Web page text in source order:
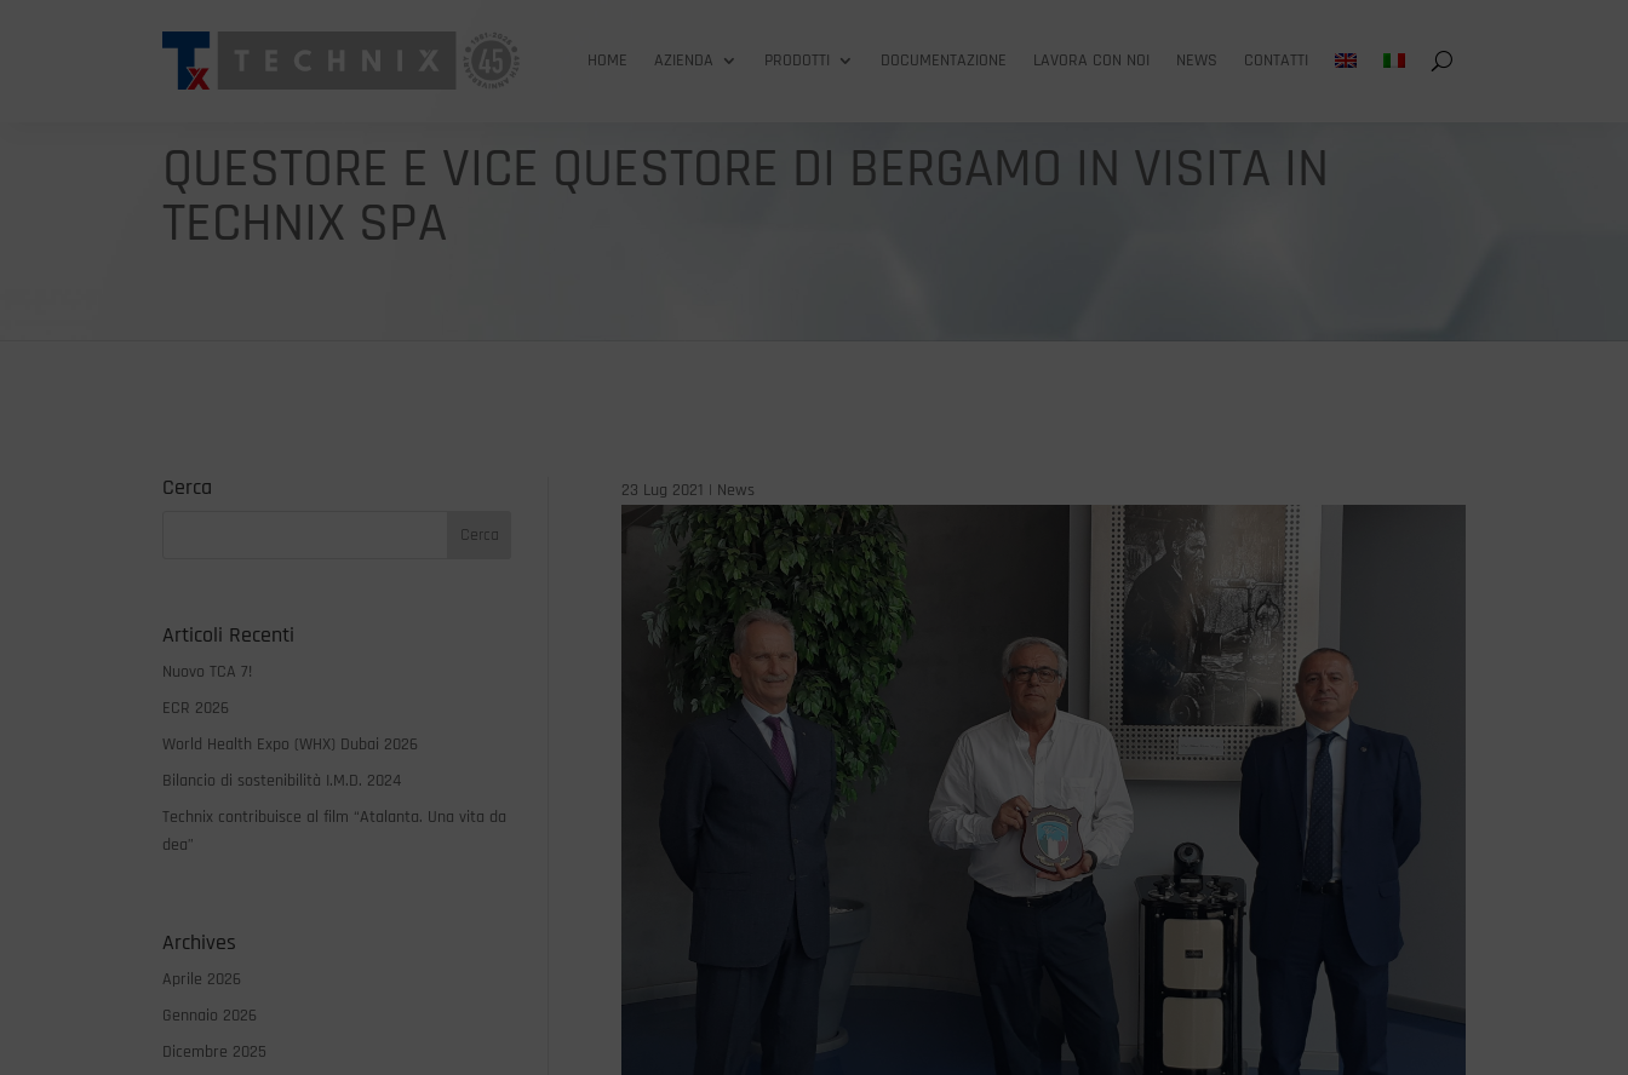
HOME AZIENDA PRODOTTI DOCUMENTAZIONE LAVORA CON NOI NEWS CONTATTI
QUESTORE E VICE QUESTORE DI BERGAMO IN VISITA IN
TECHNIX SPA
Cerca
Articoli Recenti
Nuovo TCA 7!
ECR 2026
World Health Expo (WHX) Dubai 2026
Bilancio di sostenibilità I.M.D. 2024
Technix contribuisce al film “Atalanta. Una vita da
dea”
Archives
Aprile 2026
Gennaio 2026
Dicembre 2025
23 Lug 2021 | News